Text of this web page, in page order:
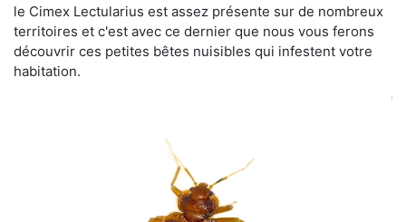
le Cimex Lectularius est assez présente sur de nombreux
territoires et c'est avec ce dernier que nous vous ferons
découvrir ces petites bêtes nuisibles qui infestent votre
habitation.